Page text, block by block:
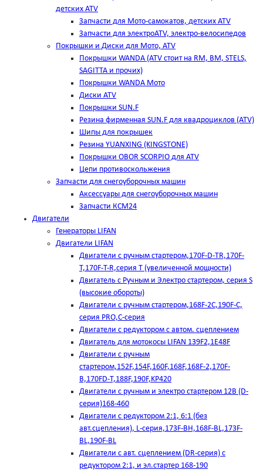
детских ATV
Запчасти для Мото-самокатов, детских ATV
Запчасти для электроATV, электро-велосипедов
Покрышки и Диски для Мото, ATV
Покрышки WANDA (АТV стоит на RM, BM, STELS,
SAGITTA и прочих)
Покрышки WANDA Мото
Диски ATV
Покрышки SUN.F
Резина фирменная SUN.F для квадроциклов (АТV)
Шипы для покрышек
Резина YUANXING (KINGSTONE)
Покрышки OBOR SCORPIO для ATV
Цепи противоскольжения
Запчасти для снегоуборочных машин
Аксессуары для снегоуборочных машин
Запчасти КСМ24
Двигатели
Генераторы LIFAN
Двигатели LIFAN
Двигатели с ручным стартером,170F-D-TR,170F-
T,170F-T-R,серия Т (увеличенной мощности)
Двигатель с Ручным и Электро стартером, серия S
(высокие обороты)
Двигатели с ручным стартером,168F-2C,190F-C,
серия PRO,C-серия
Двигатели с редуктором с автом. сцеплением
Двигатель для мотокосы LIFAN 139F2,1E48F
Двигатели с ручным
стартером,152F,154F,160F,168F,168F-2,170F-
B,170FD-T,188F,190F,KP420
Двигатели с ручным и электро стартером 12В (D-
серия)168-460
Двигатели с редуктором 2:1, 6:1 (без
авт.сцепления), L-серия,173F-BH,168F-BL,173F-
BL,190F-BL
Двигатели с авт. сцеплением (DR-серия) с
редуктором 2:1, и эл.стартер 168-190